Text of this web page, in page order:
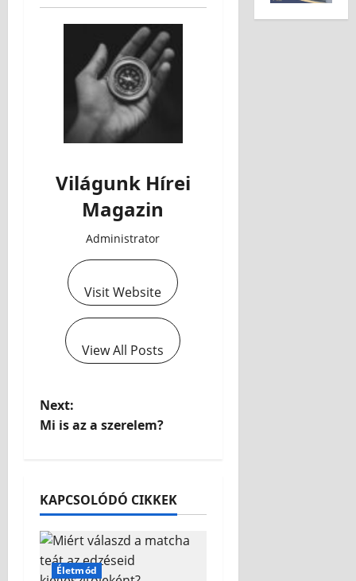
Világunk Hírei
Magazin
Administrator
Visit Website
View All Posts
Next:
Mi is az a szerelem?
KAPCSOLÓDÓ CIKKEK
Életmód